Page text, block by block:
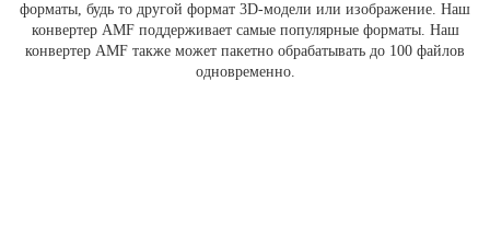
форматы, будь то другой формат 3D-модели или изображение. Наш
конвертер AMF поддерживает самые популярные форматы. Наш
конвертер AMF также может пакетно обрабатывать до 100 файлов
одновременно.